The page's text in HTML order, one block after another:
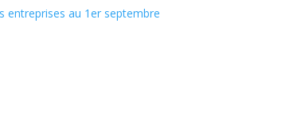
entreprises au 1er septembre